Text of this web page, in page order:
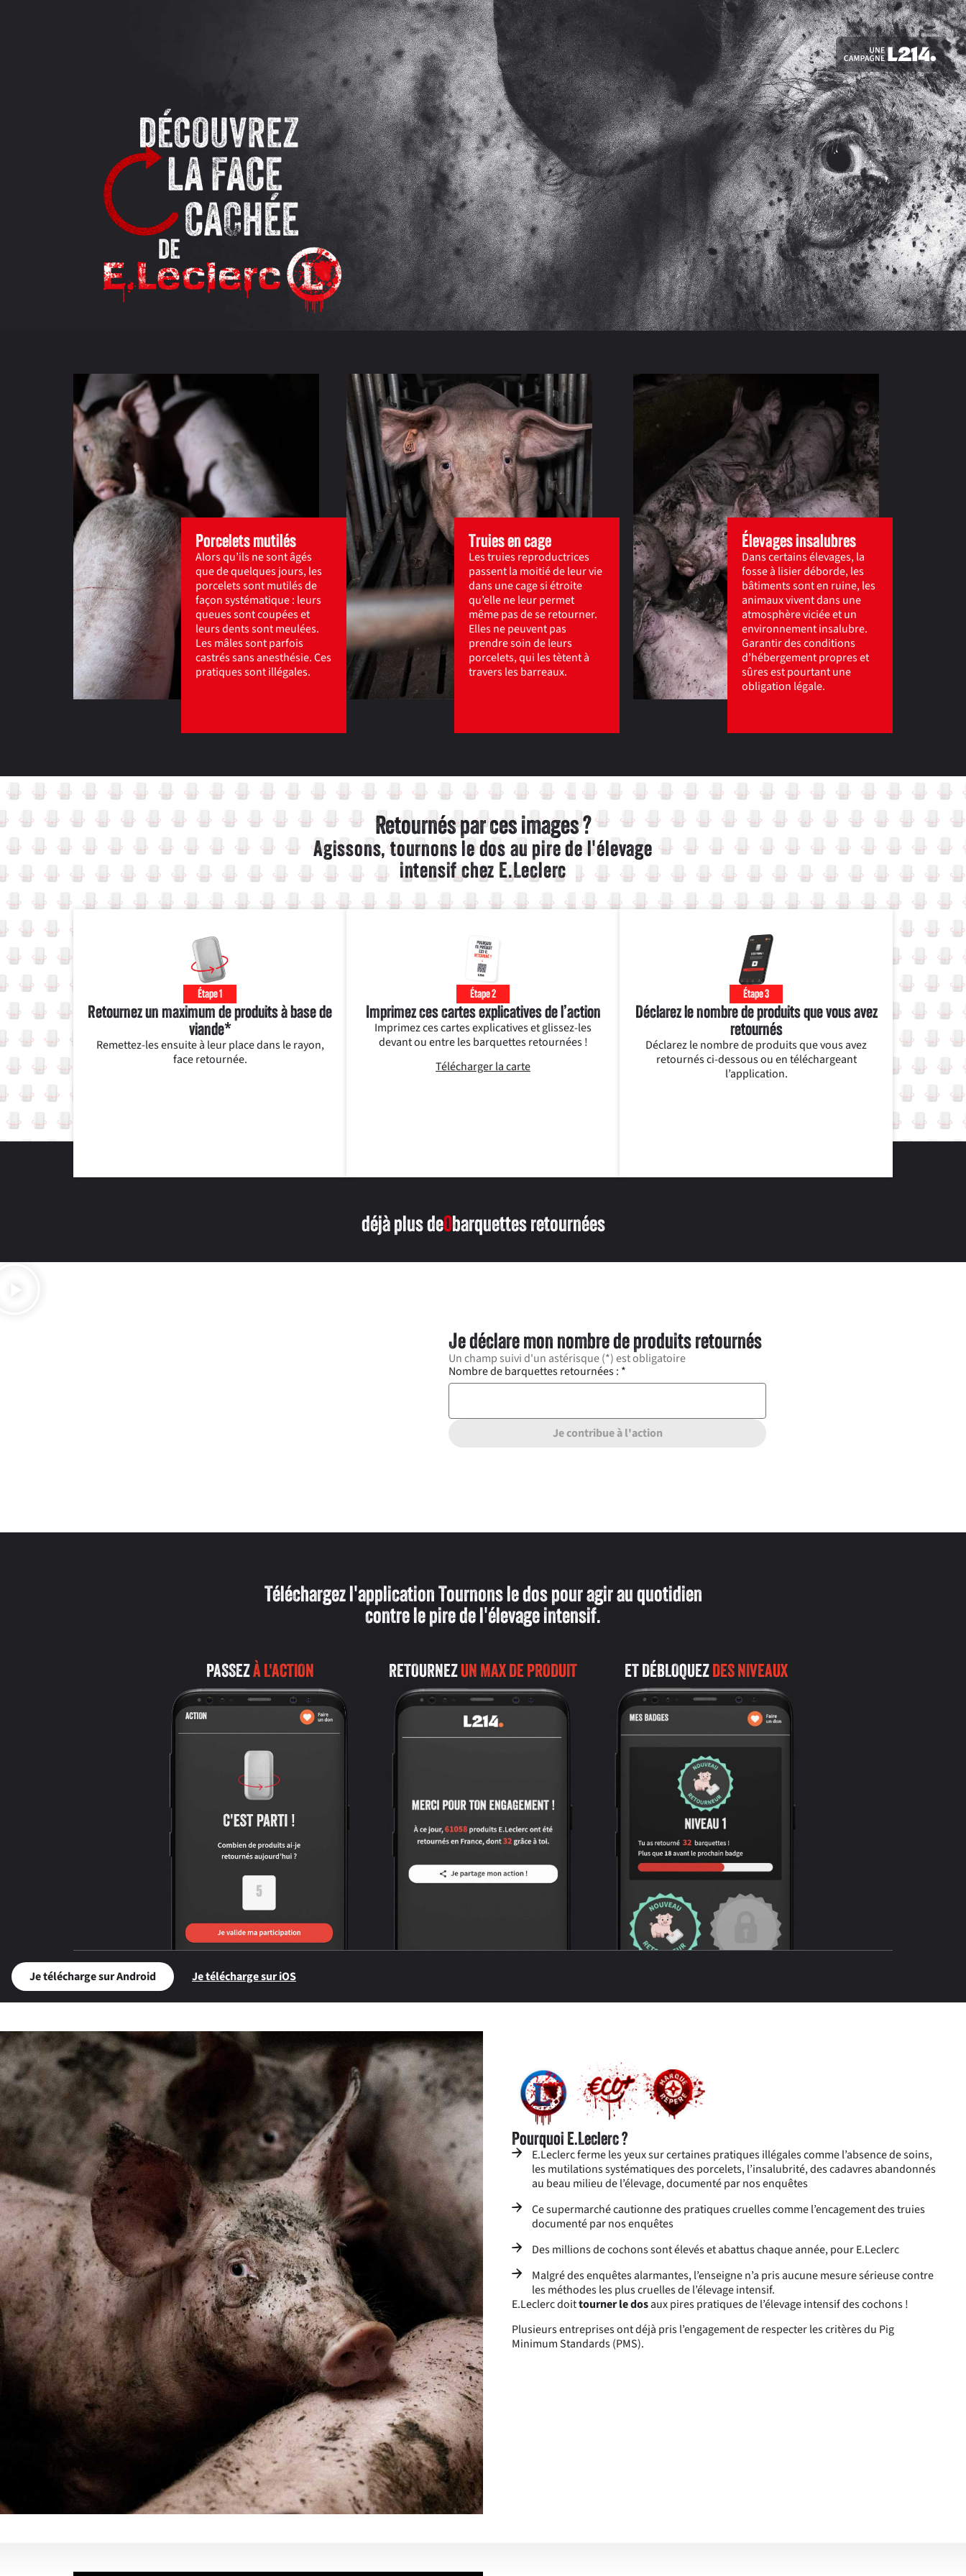
Porcelets mutilés
Alors qu’ils ne sont âgés
que de quelques jours, les
porcelets sont mutilés de
façon systématique : leurs
queues sont coupées et
leurs dents sont meulées.
Les mâles sont parfois
castrés sans anesthésie. Ces
pratiques sont illégales.
Truies en cage
Les truies reproductrices
passent la moitié de leur vie
dans une cage si étroite
qu’elle ne leur permet
même pas de se retourner.
Elles ne peuvent pas
prendre soin de leurs
porcelets, qui les tètent à
travers les barreaux.
Élevages insalubres
Dans certains élevages, la
fosse à lisier déborde, les
bâtiments sont en ruine, les
animaux vivent dans une
atmosphère viciée et un
environnement insalubre.
Garantir des conditions
d’hébergement propres et
sûres est pourtant une
obligation légale.
Retournés par ces images ?
Agissons, tournons le dos au pire de l'élevage
intensif chez E.Leclerc
Étape 1
Retournez un maximum de produits à base de
viande*
Remettez-les ensuite à leur place dans le rayon,
face retournée.
Étape 2
Imprimez ces cartes explicatives de l’action
Imprimez ces cartes explicatives et glissez-les
devant ou entre les barquettes retournées !
Télécharger la carte
Étape 3
Déclarez le nombre de produits que vous avez
retournés
Déclarez le nombre de produits que vous avez
retournés ci-dessous ou en téléchargeant
l’application.
déjà plus de0barquettes retournées
Je déclare mon nombre de produits retournés
Un champ suivi d'un astérisque (*) est obligatoire
Nombre de barquettes retournées : *
Je contribue à l'action
Téléchargez l'application Tournons le dos pour agir au quotidien
contre le pire de l'élevage intensif.
PASSEZÀ L'ACTION RETOURNEZUN MAX DE PRODUIT ET DÉBLOQUEZDES NIVEAUX
Je télécharge sur Android Je télécharge sur iOS
Pourquoi E.Leclerc ?
E.Leclerc ferme les yeux sur certaines pratiques illégales comme l’absence de soins,
les mutilations systématiques des porcelets, l’insalubrité, des cadavres abandonnés
au beau milieu de l’élevage, documenté par nos enquêtes
Ce supermarché cautionne des pratiques cruelles comme l’encagement des truies
documenté par nos enquêtes
Des millions de cochons sont élevés et abattus chaque année, pour E.Leclerc
Malgré des enquêtes alarmantes, l’enseigne n’a pris aucune mesure sérieuse contre
les méthodes les plus cruelles de l’élevage intensif.
E.Leclerc doittourner le dosaux pires pratiques de l’élevage intensif des cochons !
Plusieurs entreprises ont déjà pris l’engagement de respecter les critères du Pig
Minimum Standards (PMS).